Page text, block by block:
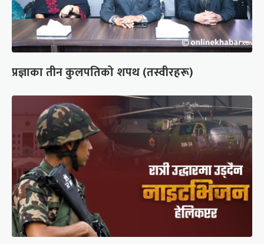
प्रज्ञाका तीन कुलपतिको शपथ (तस्वीरहरू)